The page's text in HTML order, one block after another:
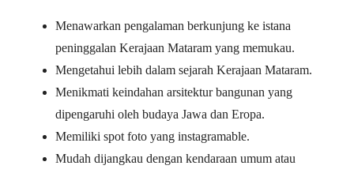
Menawarkan pengalaman berkunjung ke istana
peninggalan Kerajaan Mataram yang memukau.
Mengetahui lebih dalam sejarah Kerajaan Mataram.
Menikmati keindahan arsitektur bangunan yang
dipengaruhi oleh budaya Jawa dan Eropa.
Memiliki spot foto yang instagramable.
Mudah dijangkau dengan kendaraan umum atau